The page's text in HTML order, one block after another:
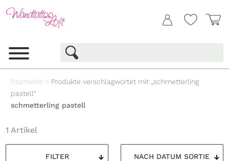
Startseite > Produkte verschlagwortet mit „schmetterling
pastell“
schmetterling pastell
FILTER
1 Artikel